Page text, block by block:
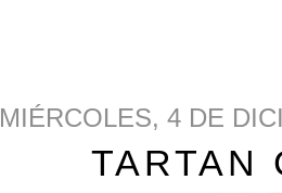
MIÉRCOLES, 4 DE
TARTAN